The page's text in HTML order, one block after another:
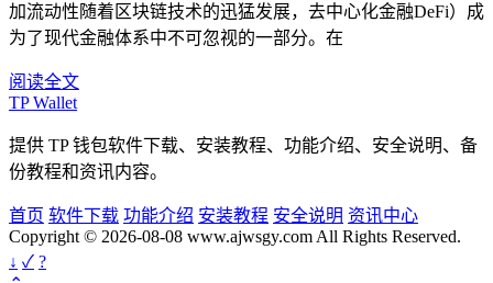
加流动性随着区块链技术的迅猛发展，去中心化金融DeFi）成
为了现代金融体系中不可忽视的一部分。在
阅读全文
TP Wallet
提供 TP 钱包软件下载、安装教程、功能介绍、安全说明、备
份教程和资讯内容。
首页 软件下载 功能介绍 安装教程 安全说明 资讯中心
Copyright © 2026-08-08 www.ajwsgy.com All Rights Reserved.
↓ ✓ ?